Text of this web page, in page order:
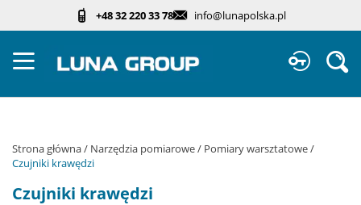
+48 32 220 33 78 info@lunapolska.pl
Strona główna Narzędzia pomiarowe
Pomiary warsztatowe
Czujniki krawędzi
Czujniki krawędzi